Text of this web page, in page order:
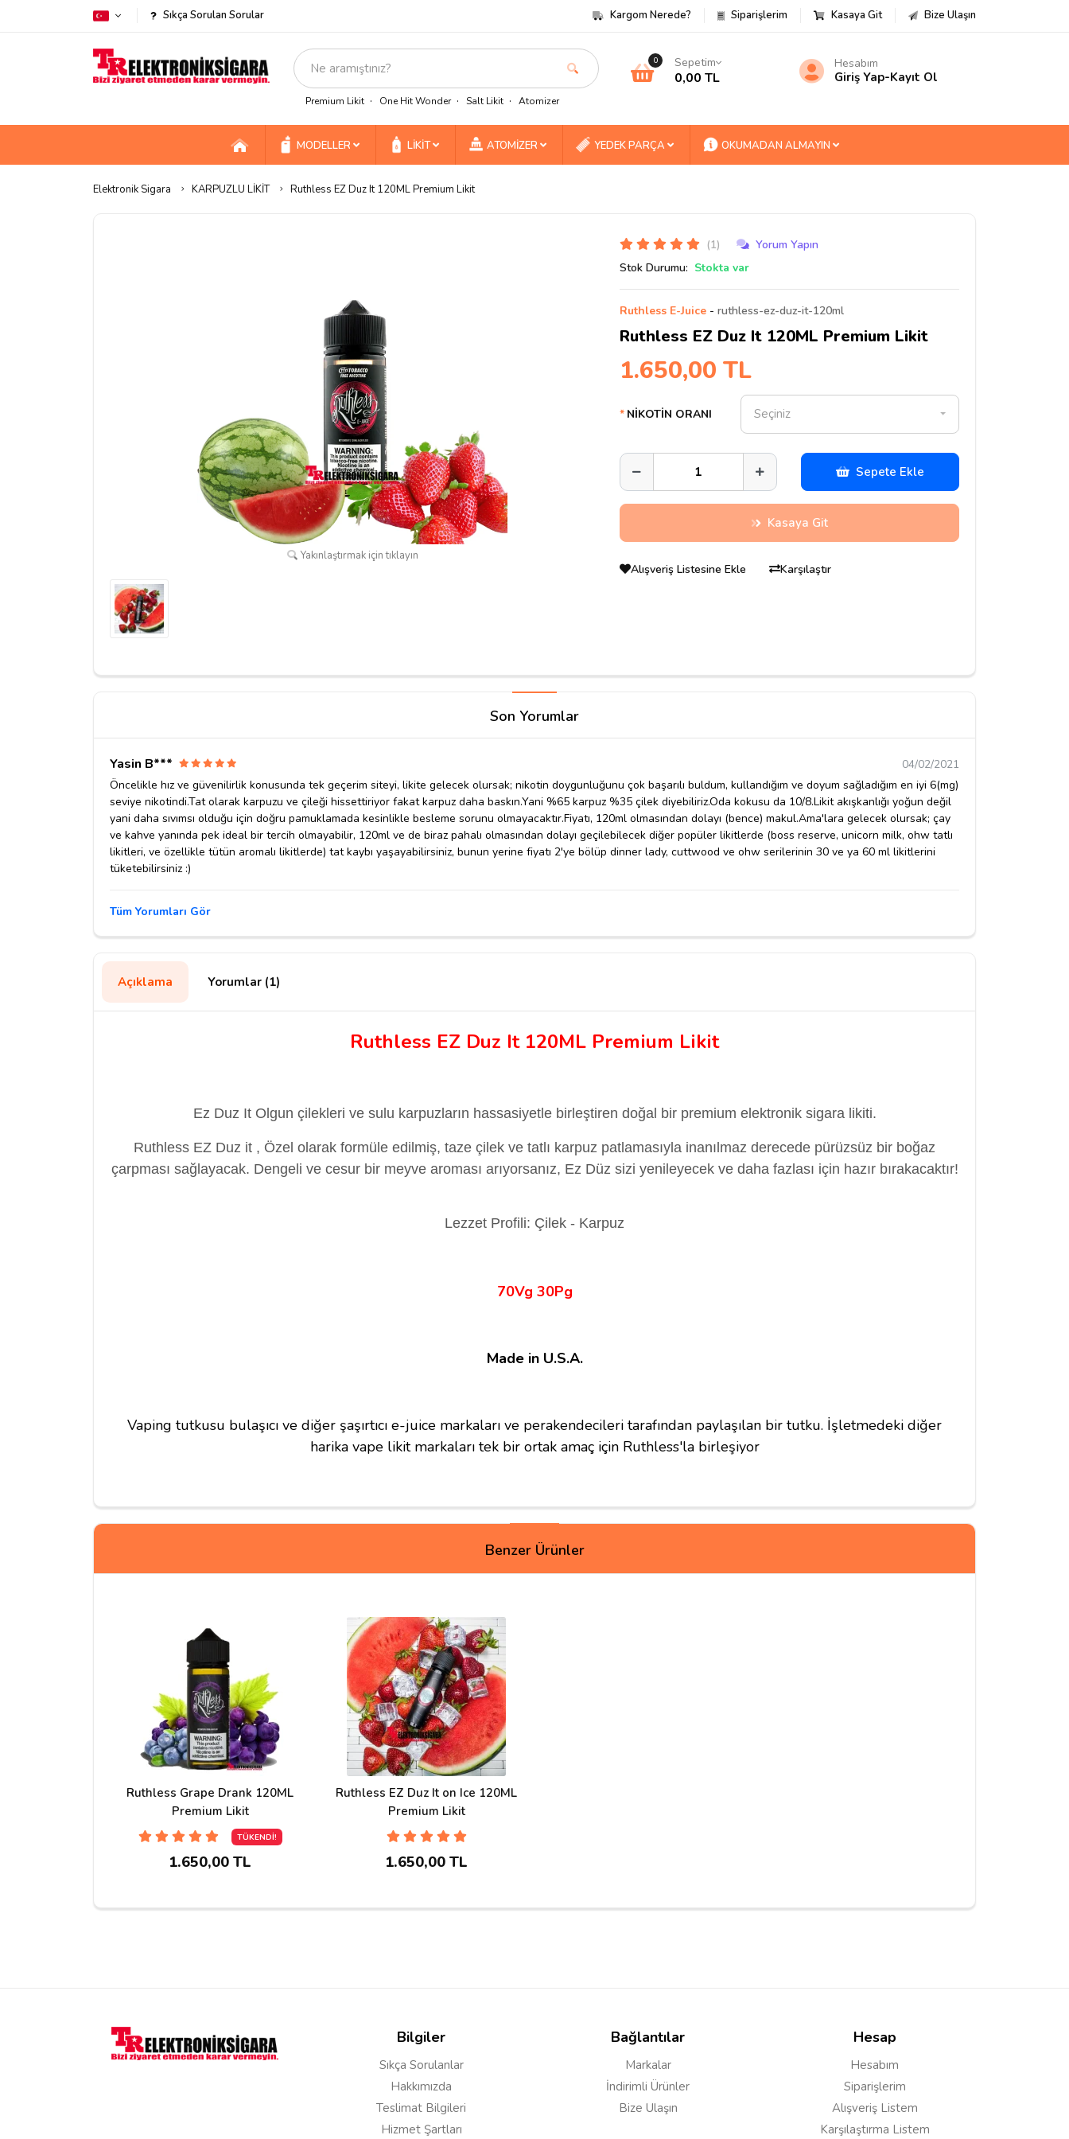
Sıkça Sorulan Sorular Kargom Nerede? Siparişlerim Kasaya Git Bize Ulaşın
Premium Likit One Hit Wonder Salt Likit Atomizer
0 Sepetim
0,00 TL
Hesabım
Giriş Yap-Kayıt Ol
MODELLER LİKİT ATOMİZER YEDEK PARÇA OKUMADAN ALMAYIN
Elektronik Sigara KARPUZLU LİKİT Ruthless EZ Duz It 120ML Premium Likit
Yakınlaştırmak için tıklayın
(1)
Yorum Yapın
Stok Durumu: Stokta var
Ruthless E-Juice- ruthless-ez-duz-it-120ml
Ruthless EZ Duz It 120ML Premium Likit
1.650,00 TL
NİKOTİN ORANI Seçiniz
Sepete Ekle
Kasaya Git
Alışveriş Listesine Ekle Karşılaştır
Son Yorumlar
Yasin B***
04/02/2021
Öncelikle hız ve güvenilirlik konusunda tek geçerim siteyi, likite gelecek olursak; nikotin doygunluğunu çok başarılı buldum, kullandığım ve doyum sağladığım en iyi 6(mg)
seviye nikotindi.Tat olarak karpuzu ve çileği hissettiriyor fakat karpuz daha baskın.Yani %65 karpuz %35 çilek diyebiliriz.Oda kokusu da 10/8.Likit akışkanlığı yoğun değil
yani daha sıvımsı olduğu için doğru pamuklamada kesinlikle besleme sorunu olmayacaktır.Fiyatı, 120ml olmasından dolayı (bence) makul.Ama'lara gelecek olursak; çay
ve kahve yanında pek ideal bir tercih olmayabilir, 120ml ve de biraz pahalı olmasından dolayı geçilebilecek diğer popüler likitlerde (boss reserve, unicorn milk, ohw tatlı
likitleri, ve özellikle tütün aromalı likitlerde) tat kaybı yaşayabilirsiniz, bunun yerine fiyatı 2'ye bölüp dinner lady, cuttwood ve ohw serilerinin 30 ve ya 60 ml likitlerini
tüketebilirsiniz :)
Tüm Yorumları Gör
Açıklama Yorumlar (1)
Ruthless EZ Duz It 120ML Premium Likit
Ez Duz It Olgun çilekleri ve sulu karpuzların hassasiyetle birleştiren doğal bir premium elektronik sigara likiti.
Ruthless EZ Duz it , Özel olarak formüle edilmiş, taze çilek ve tatlı karpuz patlamasıyla inanılmaz derecede pürüzsüz bir boğaz
çarpması sağlayacak. Dengeli ve cesur bir meyve aroması arıyorsanız, Ez Düz sizi yenileyecek ve daha fazlası için hazır bırakacaktır!
Lezzet Profili: Çilek - Karpuz
70Vg 30Pg
Made in U.S.A.
Vaping tutkusu bulaşıcı ve diğer şaşırtıcı e-juice markaları ve perakendecileri tarafından paylaşılan bir tutku. İşletmedeki diğer
harika vape likit markaları tek bir ortak amaç için Ruthless'la birleşiyor
Öncelikle hız ve güvenilirlik konusunda tek geçerim siteyi, likite gelecek olursak; nikotin doygunluğunu çok başarılı buldum, kullandığım ve doyum sağladığım en iyi
6(mg) seviye nikotindi.Tat olarak karpuzu ve çileği hissettiriyor fakat karpuz daha baskın.Yani %65 karpuz %35 çilek diyebiliriz.Oda kokusu da 10/8.Likit akışkanlığı
yoğun değil yani daha sıvımsı olduğu için doğru pamuklamada kesinlikle besleme sorunu olmayacaktır.Fiyatı, 120ml olmasından dolayı (bence) makul.Ama'lara
gelecek olursak; çay ve kahve yanında pek ideal bir tercih olmayabilir, 120ml ve de biraz pahalı olmasından dolayı geçilebilecek diğer popüler likitlerde (boss
reserve, unicorn milk, ohw tatlı likitleri, ve özellikle tütün aromalı likitlerde) tat kaybı yaşayabilirsiniz, bunun yerine fiyatı 2'ye bölüp dinner lady, cuttwood ve ohw
serilerinin 30 ve ya 60 ml likitlerini tüketebilirsiniz :)
Yorum Yapın
Adınız
Yorumunuz*
Benzer Ürünler
Ruthless Grape Drank 120ML
Premium Likit
TÜKENDİ!
1.650,00 TL
Ruthless EZ Duz It on Ice 120ML
Premium Likit
1.650,00 TL
Bilgiler
Sıkça Sorulanlar
Hakkımızda
Teslimat Bilgileri
Hizmet Şartları
Bağlantılar
Markalar
İndirimli Ürünler
Bize Ulaşın
Hesap
Hesabım
Siparişlerim
Alışveriş Listem
Karşılaştırma Listem